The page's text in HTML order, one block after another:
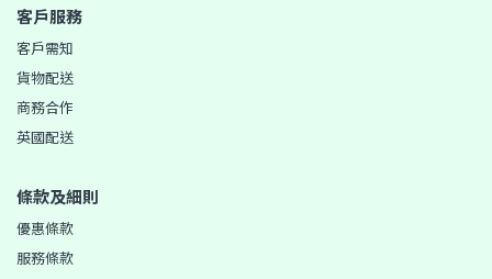
客戶服務
客戶需知
貨物配送
商務合作
英國配送
條款及細則
優惠條款
服務條款